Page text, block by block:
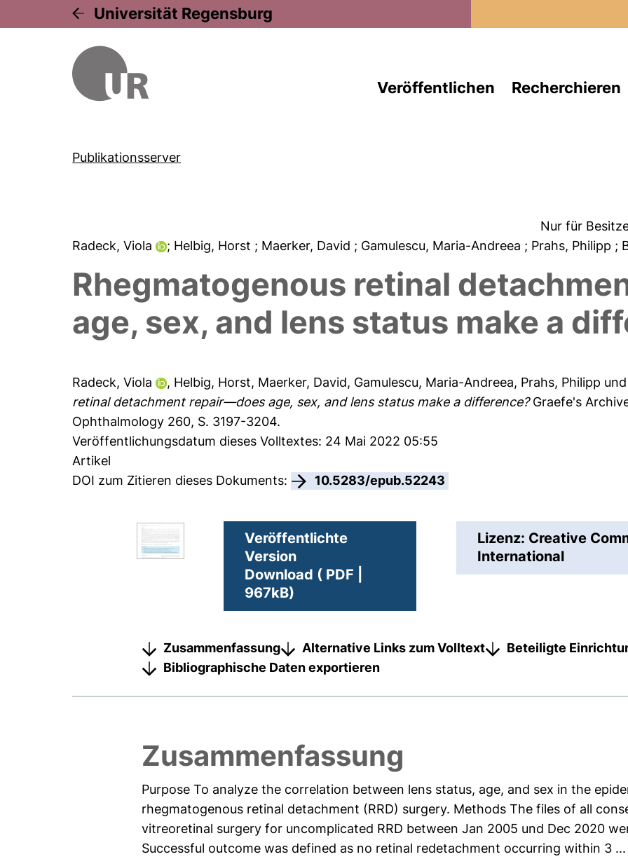
Universität Regensburg
Veröffentlichen Recherchieren
Publikationsserver
Nur für
Radeck, Viola
; Helbig, Horst ; Maerker, David ; Gamulescu, Maria-Andreea ; Prahs, Philipp ;
Rhegmatogenous retinal
age, sex, and lens status make a
Radeck, Viola , Helbig, Horst, Maerker, David, Gamulescu, Maria-Andreea, Prahs, Philipp
retinal detachment repair—does age, sex, and lens status make a difference?Graefe's
Ophthalmology 260, S. 3197-3204.
Veröffentlichungsdatum dieses Volltextes: 24 Mai 2022 05:55
Artikel
DOI zum Zitieren dieses Dokuments:
10.5283/epub.52243
Veröffentlichte
Version
Download ( PDF |
967kB)
Lizenz: Creative
International
Zusammenfassung Alternative Links zum Volltext
Beteiligte
Bibliographische Daten exportieren
Zusammenfassung
Purpose To analyze the correlation between lens status, age, and sex in the
rhegmatogenous retinal detachment (RRD) surgery. Methods The files of all
vitreoretinal surgery for uncomplicated RRD between Jan 2005 und Dec 2020
Successful outcome was defined as no retinal redetachment occurring within 3 ...